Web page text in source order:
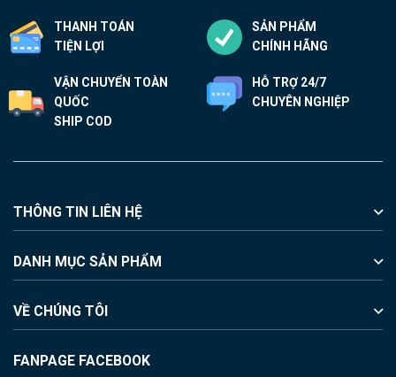
THANH TOÁN
TIỆN LỢI
SẢN PHẨM
CHÍNH HÃNG
VẬN CHUYỂN TOÀN
QUỐC
SHIP COD
HỖ TRỢ 24/7
CHUYÊN NGHIỆP
THÔNG TIN LIÊN HỆ
DANH MỤC SẢN PHẨM
VỀ CHÚNG TÔI
FANPAGE FACEBOOK